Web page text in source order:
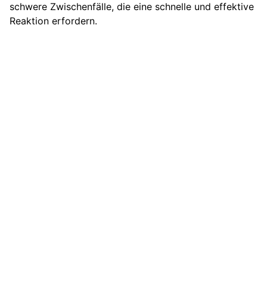
schwere Zwischenfälle, die eine schnelle und effektive
Reaktion erfordern.